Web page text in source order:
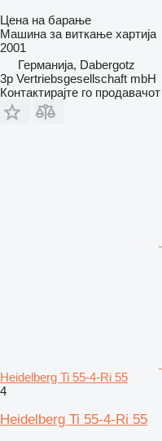
Цена на барање
Машина за виткање хартија
2001
Германија, Dabergotz
3p Vertriebsgesellschaft mbH
Контактирајте го продавачот
Heidelberg Ti 55-4-Ri 55
4
Heidelberg Ti 55-4-Ri 55